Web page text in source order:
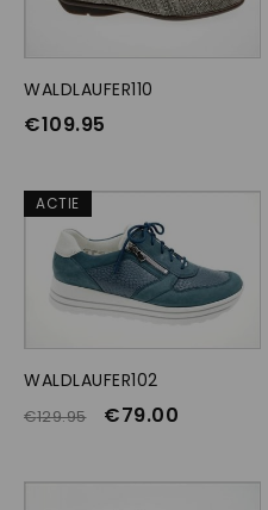
OPTIES SELECTEREN
WALDLAUFER110
€109.95
ACTIE
OPTIES SELECTEREN
WALDLAUFER102
€129.95 €79.00